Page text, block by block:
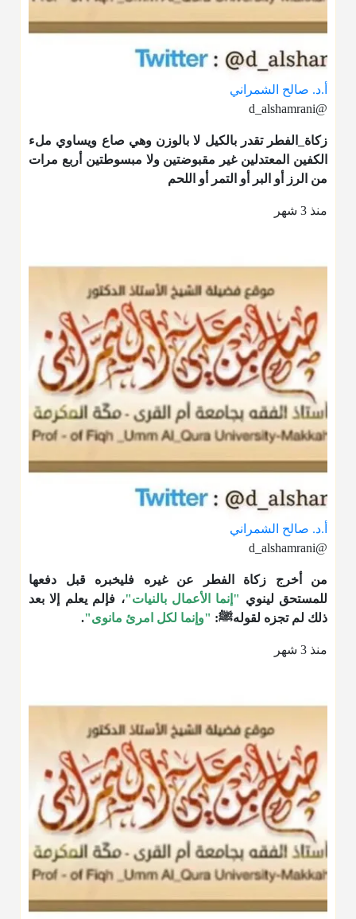
أ.د. صالح الشمراني
@d_alshamrani
زكاة_الفطر تقدر بالكيل لا بالوزن وهي صاع ويساوي ملء
الكفين المعتدلين غير مقبوضتين ولا مبسوطتين أربع مرات
من الرز أو البر أو التمر أو اللحم
منذ 3 شهر
أ.د. صالح الشمراني
@d_alshamrani
من أخرج زكاة الفطر عن غيره فليخبره قبل دفعها
للمستحق لينوي "إنما الأعمال بالنيات"، فإلم يعلم إلا بعد
ذلك لم تجزه لقولهﷺ: "وإنما لكل امرئ مانوى".
منذ 3 شهر